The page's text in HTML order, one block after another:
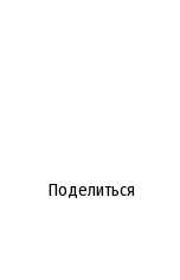
Поделиться